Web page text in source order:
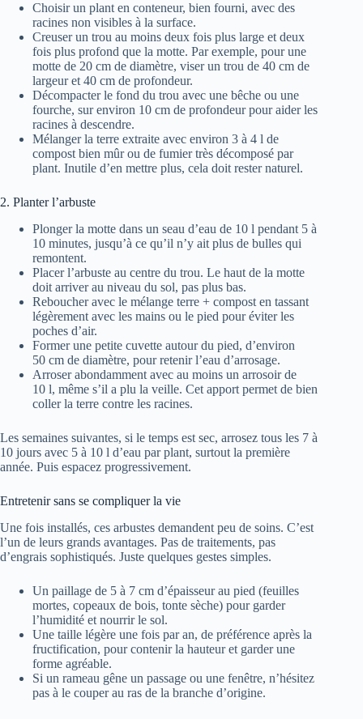
Choisir un plant en conteneur, bien fourni, avec des
racines non visibles à la surface.
Creuser un trou au moins deux fois plus large et deux
fois plus profond que la motte. Par exemple, pour une
motte de 20 cm de diamètre, viser un trou de 40 cm de
largeur et 40 cm de profondeur.
Décompacter le fond du trou avec une bêche ou une
fourche, sur environ 10 cm de profondeur pour aider les
racines à descendre.
Mélanger la terre extraite avec environ 3 à 4 l de
compost bien mûr ou de fumier très décomposé par
plant. Inutile d’en mettre plus, cela doit rester naturel.
2. Planter l’arbuste
Plonger la motte dans un seau d’eau de 10 l pendant 5 à
10 minutes, jusqu’à ce qu’il n’y ait plus de bulles qui
remontent.
Placer l’arbuste au centre du trou. Le haut de la motte
doit arriver au niveau du sol, pas plus bas.
Reboucher avec le mélange terre + compost en tassant
légèrement avec les mains ou le pied pour éviter les
poches d’air.
Former une petite cuvette autour du pied, d’environ
50 cm de diamètre, pour retenir l’eau d’arrosage.
Arroser abondamment avec au moins un arrosoir de
10 l, même s’il a plu la veille. Cet apport permet de bien
coller la terre contre les racines.
Les semaines suivantes, si le temps est sec, arrosez tous les 7 à
10 jours avec 5 à 10 l d’eau par plant, surtout la première
année. Puis espacez progressivement.
Entretenir sans se compliquer la vie
Une fois installés, ces arbustes demandent peu de soins. C’est
l’un de leurs grands avantages. Pas de traitements, pas
d’engrais sophistiqués. Juste quelques gestes simples.
Un paillage de 5 à 7 cm d’épaisseur au pied (feuilles
mortes, copeaux de bois, tonte sèche) pour garder
l’humidité et nourrir le sol.
Une taille légère une fois par an, de préférence après la
fructification, pour contenir la hauteur et garder une
forme agréable.
Si un rameau gêne un passage ou une fenêtre, n’hésitez
pas à le couper au ras de la branche d’origine.